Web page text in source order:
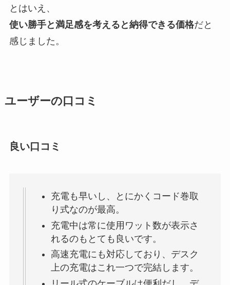
とはいえ、
使い勝手と満足感を考えると納得できる価格だと
感じました。
ユーザーの口コミ
良い口コミ
充電も早いし、とにかくコード巻取
り式なのが最高。
充電中は常に使用ワット数が表示さ
れるのもとても良いです。
高速充電にも対応しており、デスク
上の充電はこれ一つで完結します。